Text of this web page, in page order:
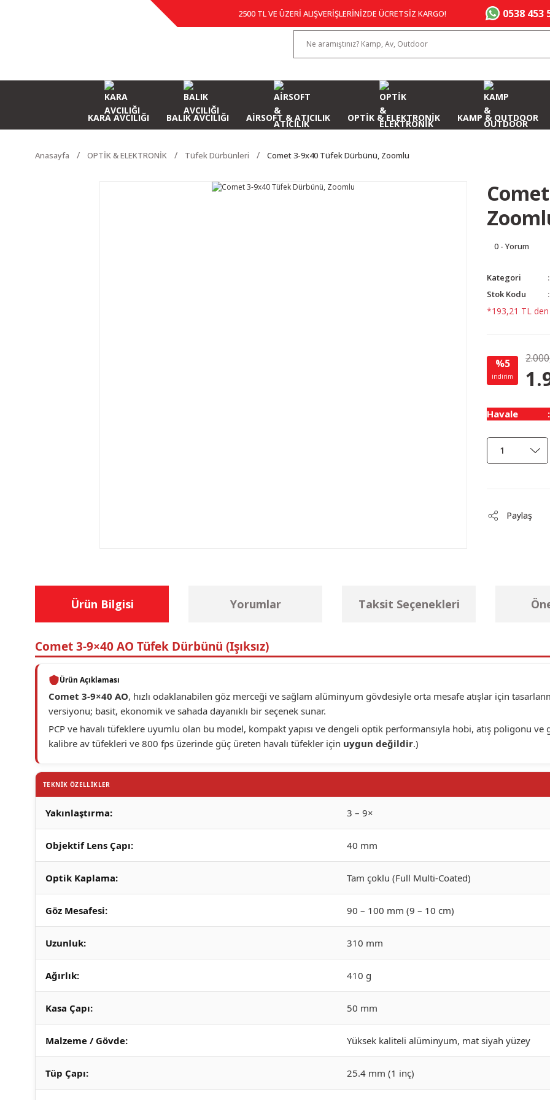
2500 TL VE ÜZERİ ALIŞVERİŞLERİNİZDE ÜCRETSİZ KARGO! 0538 453
KARA AVCILIĞI BALIK AVCILIĞI AİRSOFT & ATICILIK OPTİK & ELEKTRONİK KAMP & OUTDOOR
Anasayfa OPTİK & ELEKTRONİK Tüfek Dürbünleri Comet 3-9x40 Tüfek Dürbünü, Zoomlu
0 - Yorum
Kategori
Stok Kodu
*193,21 TL
%5
indirim
Havale
Paylaş
Ürün Bilgisi Yorumlar Taksit Seçenekleri
Comet 3-9×40 AO Tüfek Dürbünü (Işıksız)
Ürün Açıklaması
Comet 3-9×40 AO, hızlı odaklanabilen göz merceği ve sağlam alüminyum gövdesiyle orta mesafe atışlar için
versiyonu; basit, ekonomik ve sahada dayanıklı bir seçenek sunar.
PCP ve havalı tüfeklere uyumlu olan bu model, kompakt yapısı ve dengeli optik performansıyla hobi, atış poligonu ve
kalibre av tüfekleri ve 800 fps üzerinde güç üreten havalı tüfekler için uygun değildir.)
TEKNİK ÖZELLİKLER
Yakınlaştırma: 3 – 9×
Objektif Lens Çapı: 40 mm
Optik Kaplama: Tam çoklu (Full Multi-Coated)
Göz Mesafesi: 90 – 100 mm (9 – 10 cm)
Uzunluk: 310 mm
Ağırlık: 410 g
Kasa Çapı: 50 mm
Malzeme / Gövde: Yüksek kaliteli alüminyum, mat siyah yüzey
Tüp Çapı: 25.4 mm (1 inç)